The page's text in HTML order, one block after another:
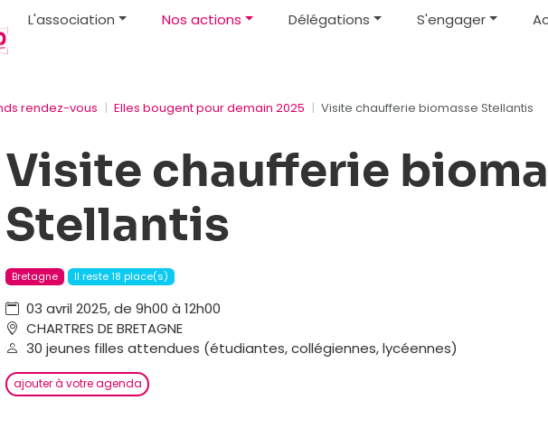
L'association Nos actions Délégations S'engager
rendez-vous Elles bougent pour demain 2025 Visite chaufferie biomasse Stellantis
Visite chaufferie
Stellantis
Bretagne Il reste 18 place(s)
03 avril 2025, de 9h00 à 12h00
CHARTRES DE BRETAGNE
30 jeunes filles attendues (étudiantes, collégiennes, lycéennes)
ajouter à votre agenda